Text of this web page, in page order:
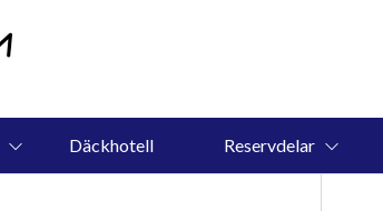
Däckhotell Reservdelar